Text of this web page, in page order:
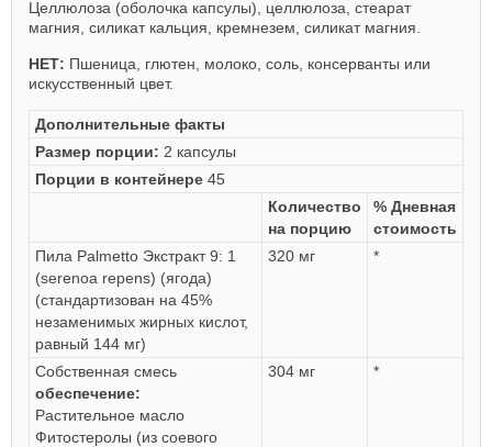
Целлюлоза (оболочка капсулы), целлюлоза, стеарат
магния, силикат кальция, кремнезем, силикат магния.
НЕТ: Пшеница, глютен, молоко, соль, консерванты или
искусственный цвет.
Дополнительные факты
Размер порции: 2 капсулы
Порции в контейнере 45
Количество
на порцию
% Дневная
стоимость
Пила Palmetto Экстракт 9: 1
(serenoa repens) (ягода)
(стандартизован на 45%
незаменимых жирных кислот,
равный 144 мг)
320 мг *
Собственная смесь
обеспечение:
Растительное масло
Фитостеролы (из соевого
304 мг *